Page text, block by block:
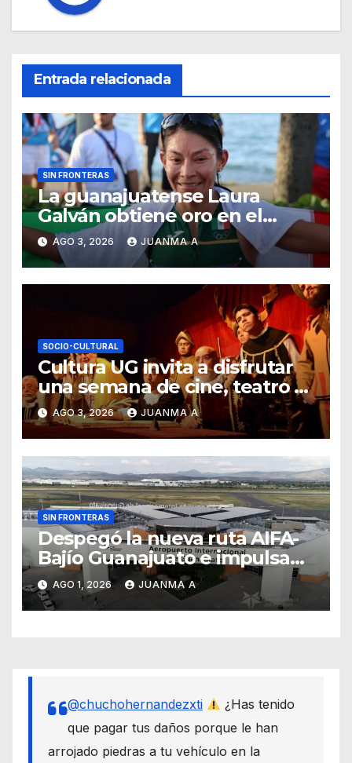
Entrada relacionada
SIN FRONTERAS
La guanajuatense Laura
Galván obtiene oro en el
medio maratón de Juegos
Centroamericanos
AGO 3, 2026 JUANMA A
SOCIO-CULTURAL
Cultura UG invita a disfrutar
una semana de cine, teatro y
exposiciones artísticas
AGO 3, 2026 JUANMA A
SIN FRONTERAS
Despegó la nueva ruta AIFA-
Bajío Guanajuato e impulsa
su conectividad aérea
nacional
AGO 1, 2026 JUANMA A
@chuchohernandezxti
¿Has tenido
que pagar tus daños porque le han
arrojado piedras a tu vehículo en la